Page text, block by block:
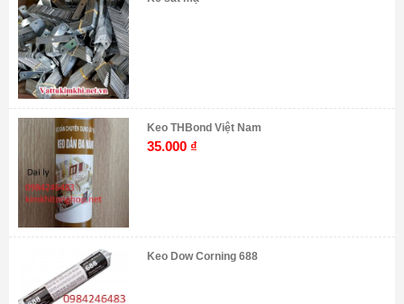
Keo THBond Việt Nam
35.000 ₫
Keo Dow Corning 688